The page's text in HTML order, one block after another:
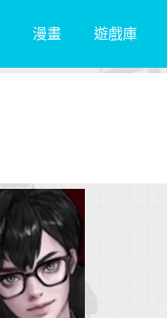
漫畫 遊戲庫